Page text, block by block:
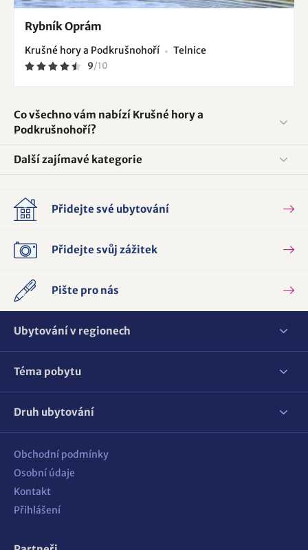
Rybník Oprám
Krušné hory a Podkrušnohoří Telnice
9/10
Co všechno vám nabízí Krušné hory a
Podkrušnohoří?
Další zajímavé kategorie
Přidejte své ubytování
Přidejte svůj zážitek
Pište pro nás
Ubytování v regionech
Téma pobytu
Druh ubytování
Obchodní podmínky
Osobní údaje
Kontakt
Přihlášení